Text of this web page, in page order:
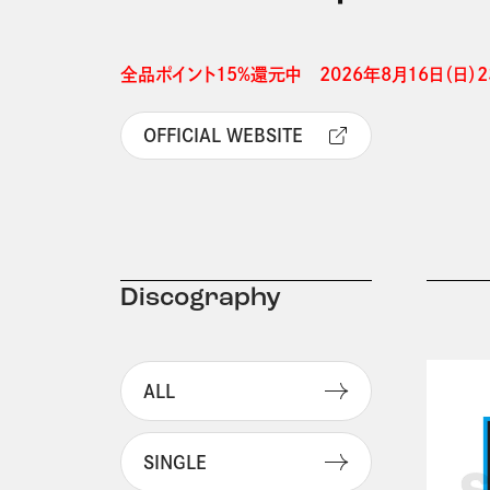
全品ポイント15%還元中　2026年8月16日（日
OFFICIAL WEBSITE
Discography
ALL
SINGLE